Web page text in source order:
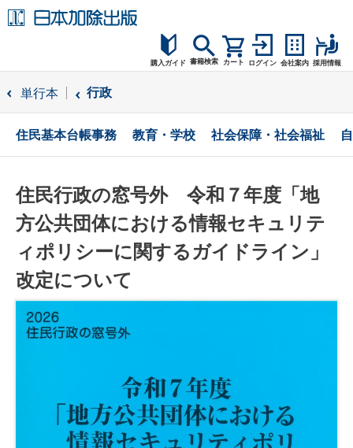
購入ガイド
購入ガイド
読者サポート
書籍検索 カート ログイン 会社案内 採用情報
単行本 行政
住民基本台帳事務 教育・学校 社会保障・社会福祉
住民行政の窓号外 令和７年度「地
方公共団体における情報セキュリテ
ィポリシーに関するガイドライン」
改定について